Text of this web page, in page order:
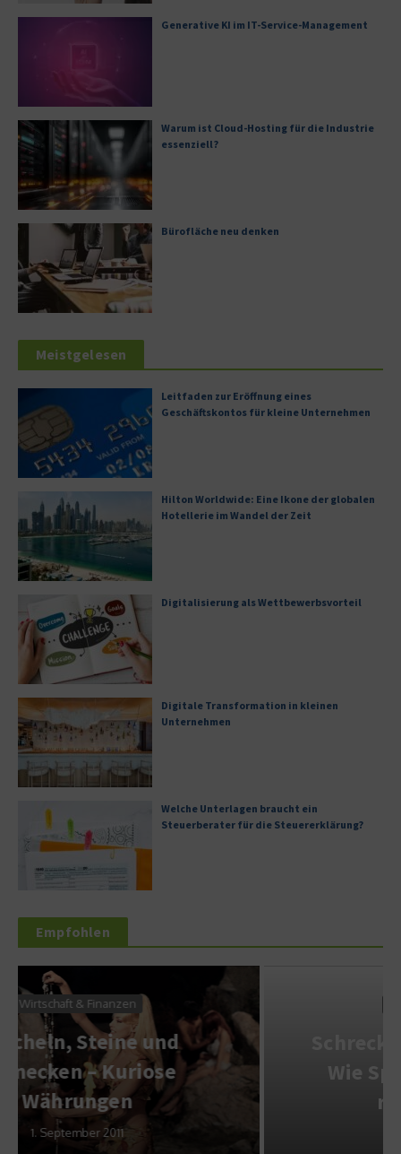
Generative KI im IT-Service-Management
Warum ist Cloud-Hosting für die Industrie
essenziell?
Bürofläche neu denken
Meistgelesen
Leitfaden zur Eröffnung eines
Geschäftskontos für kleine Unternehmen
Hilton Worldwide: Eine Ikone der globalen
Hotellerie im Wandel der Zeit
Digitalisierung als Wettbewerbsvorteil
Digitale Transformation in kleinen
Unternehmen
Welche Unterlagen braucht ein
Steuerberater für die Steuererklärung?
Empfohlen
Schreckgespenst Inflation –
Wie Sparer ihr Geld noch
retten können